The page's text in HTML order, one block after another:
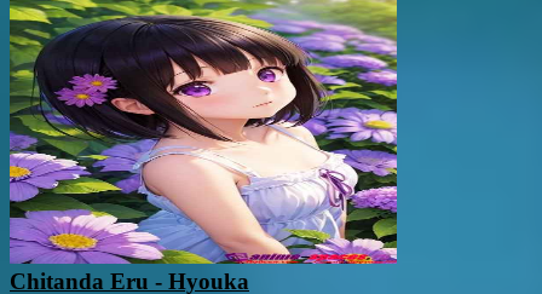
Chitanda Eru - Hyouka